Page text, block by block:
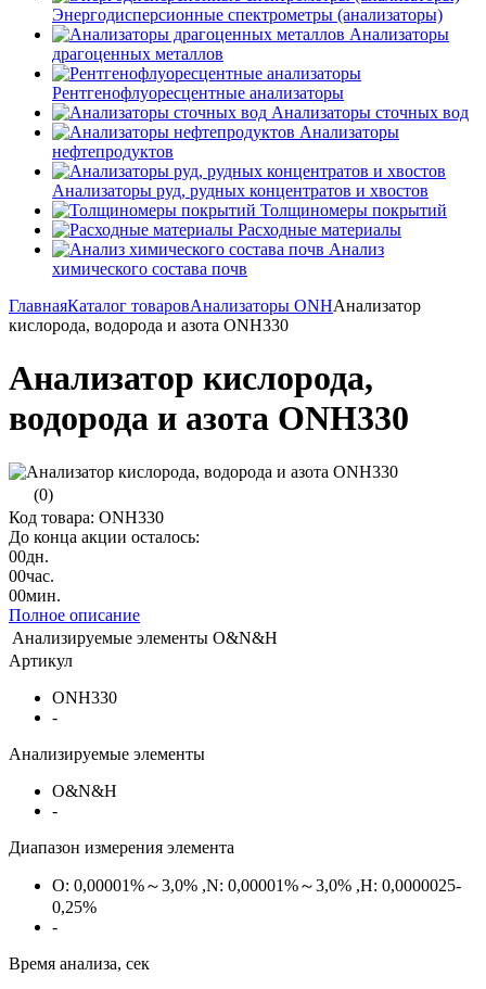
Энергодисперсионные спектрометры (анализаторы)
Анализаторы
драгоценных металлов
Рентгенофлуоресцентные анализаторы
Анализаторы сточных вод
Анализаторы
нефтепродуктов
Анализаторы руд, рудных концентратов и хвостов
Толщиномеры покрытий
Расходные материалы
Анализ
химического состава почв
ГлавнаяКаталог товаровАнализаторы ONHАнализатор
кислорода, водорода и азота ONH330
Анализатор кислорода,
водорода и азота ONH330
(0)
Код товара: ONH330
До конца акции осталось:
00дн.
00час.
00мин.
Полное описание
Анализируемые элементы O&N&H
Артикул
ONH330
-
Анализируемые элементы
O&N&H
-
Диапазон измерения элемента
О: 0,00001%～3,0% ,N: 0,00001%～3,0% ,H: 0,0000025-
0,25%
-
Время анализа, сек